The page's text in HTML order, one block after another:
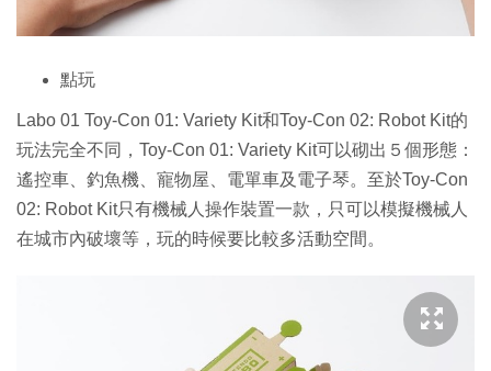
點玩
Labo 01 Toy-Con 01: Variety Kit和Toy-Con 02: Robot Kit的
玩法完全不同，Toy-Con 01: Variety Kit可以砌出５個形態：
遙控車、釣魚機、寵物屋、電單車及電子琴。至於Toy-Con
02: Robot Kit只有機械人操作裝置一款，只可以模擬機械人
在城市內破壞等，玩的時候要比較多活動空間。